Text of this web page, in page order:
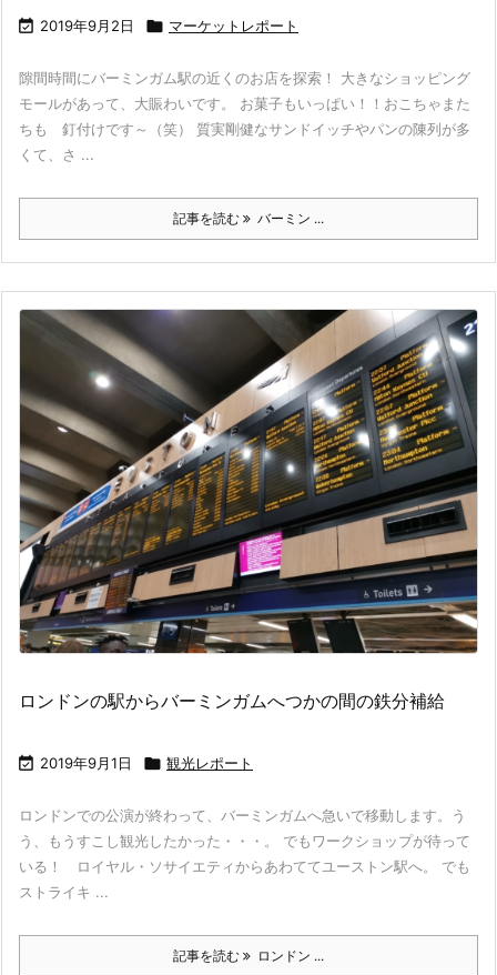
 2019年9月2日  マーケットレポート
隙間時間にバーミンガム駅の近くのお店を探索！ 大きなショッピング
モールがあって、大賑わいです。 お菓子もいっぱい！！おこちゃまた
ちも 釘付けです～（笑） 質実剛健なサンドイッチやパンの陳列が多
くて、さ ...
記事を読む バーミン ...
ロンドンの駅からバーミンガムへつかの間の鉄分補給
 2019年9月1日  観光レポート
ロンドンでの公演が終わって、バーミンガムへ急いで移動します。う
う、もうすこし観光したかった・・・。 でもワークショップが待って
いる！ ロイヤル・ソサイエティからあわててユーストン駅へ。 でも
ストライキ ...
記事を読む ロンドン ...